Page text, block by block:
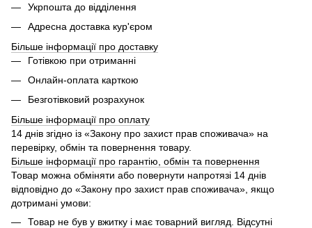
Укрпошта до відділення
Адресна доставка кур'єром
Більше інформації про доставку
Готівкою при отриманні
Онлайн-оплата карткою
Безготівковий розрахунок
Більше інформації про оплату
14 днів згідно із «Закону про захист прав споживача» на
перевірку, обмін та повернення товару.
Більше інформації про гарантію, обмін та повернення
Товар можна обміняти або повернути напротязі 14 днів
відповідно до «Закону про захист прав споживача», якщо
дотримані умови:
Товар не був у вжитку і має товарний вигляд. Відсутні